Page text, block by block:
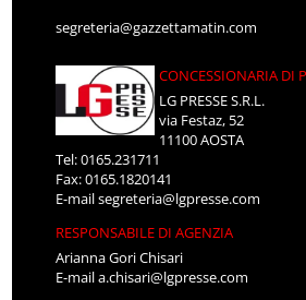
segreteria@gazzettamatin.com
CONCESSIONARIA DI
LG PRESSE S.R.L.
via Festaz, 52
11100 AOSTA
Tel: 0165.231711
Fax: 0165.1820141
E-mailsegreteria@lgpresse.com
RESPONSABILE DI AGENZIA
Arianna Gori Chisari
E-maila.chisari@lgpresse.com